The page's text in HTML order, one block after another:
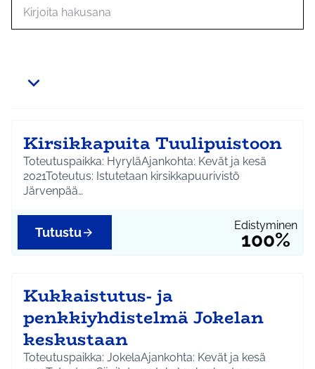
Kirsikkapuita Tuulipuistoon
Toteutuspaikka: HyryläAjankohta: Kevät ja kesä
2021Toteutus: Istutetaan kirsikkapuurivistö
Järvenpää…
Edistyminen
100%
Tutustu
Kukkaistutus- ja
penkkiyhdistelmä Jokelan
keskustaan
Toteutuspaikka: JokelaAjankohta: Kevät ja kesä